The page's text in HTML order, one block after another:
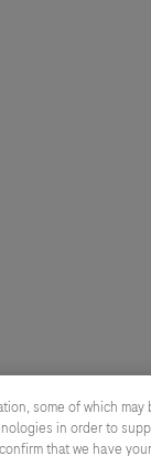
some of which
in order to
that we have